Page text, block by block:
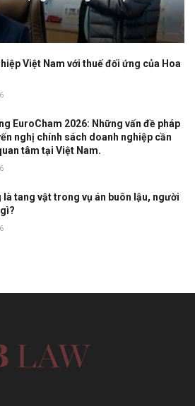
Việt Nam với thuế đối ứng của Hoa
EuroCham 2026: Những vấn đề pháp
nghị chính sách doanh nghiệp cần
tâm tại Việt Nam.
là tang vật trong vụ án buôn lậu, người